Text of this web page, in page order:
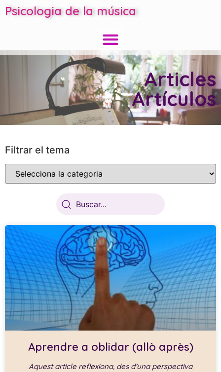
Psicologia de la música
Articles
Artículos
Filtrar el tema
Aprendre a oblidar (allò après)
Aquest article reflexiona, des d’una perspectiva